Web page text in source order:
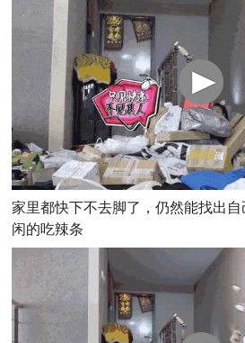
家里都快下不去脚了，仍然能找出
闲的吃辣条